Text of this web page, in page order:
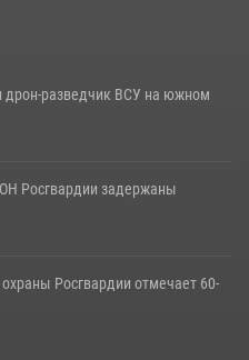
дрон-разведчик ВСУ на южном
Росгвардии задержаны
Росгвардии отмечает 60-